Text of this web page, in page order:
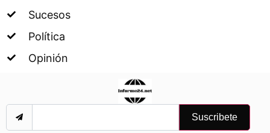
Sucesos
Política
Opinión
Suscribete